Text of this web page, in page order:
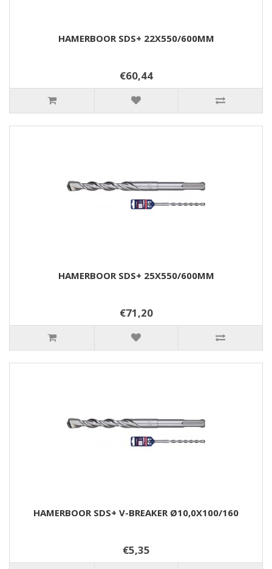
HAMERBOOR SDS+ 22X550/600MM
€60,44
HAMERBOOR SDS+ 25X550/600MM
€71,20
HAMERBOOR SDS+ V-BREAKER Ø10,0X100/160
€5,35